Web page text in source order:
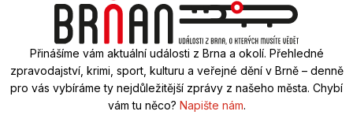
Přinášíme vám aktuální události z Brna a okolí. Přehledné
zpravodajství, krimi, sport, kulturu a veřejné dění v Brně – denně
pro vás vybíráme ty nejdůležitější zprávy z našeho města. Chybí
vám tu něco? Napište nám.